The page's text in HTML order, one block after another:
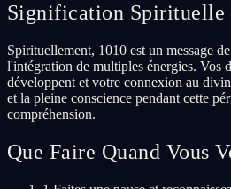
Signification Spirituelle
Spirituellement, 1010 est un message
l'intégration de multiples énergies. Vos
développent et votre connexion au
et la pleine conscience pendant cette
compréhension.
Que Faire Quand Vous